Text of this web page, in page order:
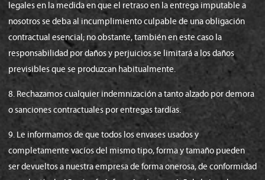
legales en la medida en que el retraso en la entrega imputable a
nosotros se deba al incumplimiento culpable de una obligación
contractual esencial; no obstante, también en este caso la
responsabilidad por daños y perjuicios se limitará a los daños
previsibles que se produzcan habitualmente.
8. Rechazamos cualquier indemnización a tanto alzado por demora
o sanciones contractuales por entregas tardías.
9. Le informamos de que todos los envases usados y
completamente vacíos del mismo tipo, forma y tamaño pueden
ser devueltos a nuestra empresa de forma onerosa, de conformidad